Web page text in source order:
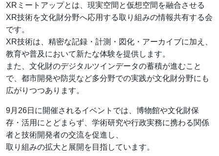
XRミートアップとは、現実空間と仮想空間を融合させる
XR技術を文化財分野へ応用する取り組みの情報共有する会
です。
XR技術は、精密な記録・計測・図化・アーカイブに加え、
教育や普及において新たな体験を提供します。
また、文化財のデジタルツインデータの蓄積が進むこと
で、都市開発や防災など多分野での実践が文化財分野にも
広がりつつあります。
9月26日に開催されるイベントでは、博物館や文化財保
存・活用にとどまらず、学術研究や行政実務に携わる関係
者と技術開発者の交流を促進し、
取り組みの拡大と展開を目指しています。